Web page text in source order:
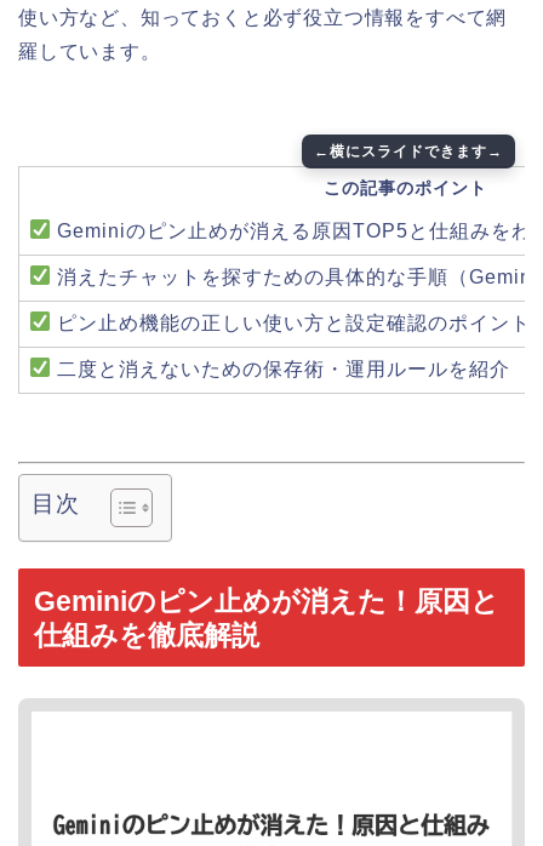
使い方など、知っておくと必ず役立つ情報をすべて網
羅しています。
この記事のポイント
Geminiのピン止めが消える原因TOP5と仕組みをわ
消えたチャットを探すための具体的な手順（
ピン止め機能の正しい使い方と設定確認のポイント
二度と消えないための保存術・運用ルールを紹介
目次
Geminiのピン止めが消えた！原因と
仕組みを徹底解説